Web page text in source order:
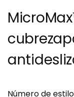
Número de